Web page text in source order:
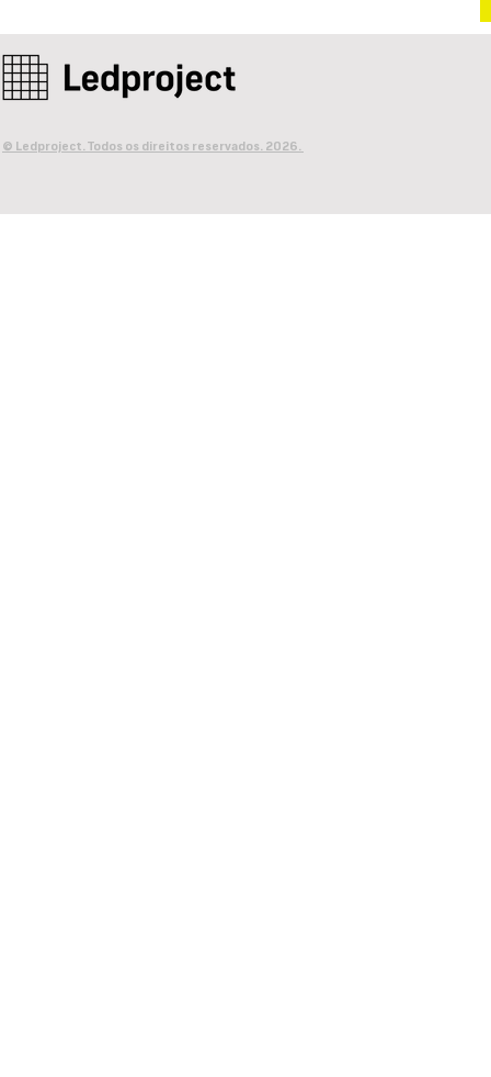
© Ledproject. Todos os direitos reservados. 2026.